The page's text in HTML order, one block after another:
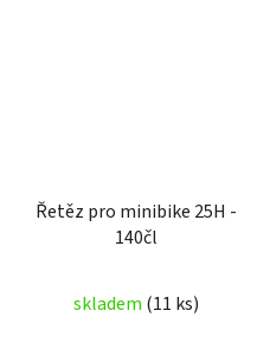
Řetěz pro minibike 25H -
140čl
skladem (11 ks)